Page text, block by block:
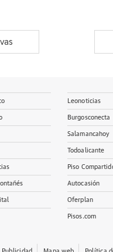
Leonoticias
Burgosconecta
Salamancahoy
Todoalicante
Piso
Autocasión
Oferplan
Pisos.com